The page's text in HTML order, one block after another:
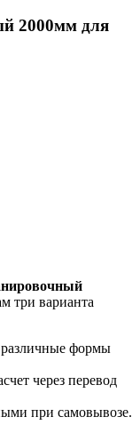
2000мм для
три варианта
формы
через перевод
при самовывозе.